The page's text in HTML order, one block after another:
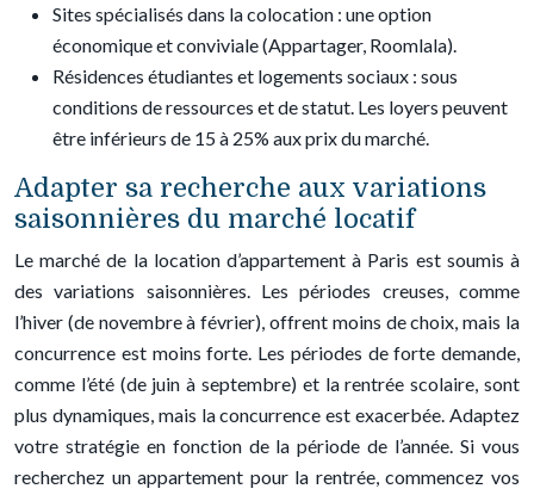
Sites spécialisés dans la colocation : une option
économique et conviviale (Appartager, Roomlala).
Résidences étudiantes et logements sociaux : sous
conditions de ressources et de statut. Les loyers peuvent
être inférieurs de 15 à 25% aux prix du marché.
Adapter sa recherche aux variations
saisonnières du marché locatif
Le marché de la location d’appartement à Paris est soumis à
des variations saisonnières. Les périodes creuses, comme
l’hiver (de novembre à février), offrent moins de choix, mais la
concurrence est moins forte. Les périodes de forte demande,
comme l’été (de juin à septembre) et la rentrée scolaire, sont
plus dynamiques, mais la concurrence est exacerbée. Adaptez
votre stratégie en fonction de la période de l’année. Si vous
recherchez un appartement pour la rentrée, commencez vos